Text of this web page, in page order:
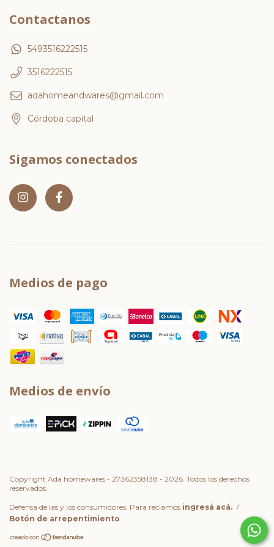
Contactanos
5493516222515
3516222515
adahomeandwares@gmail.com
Córdoba capital
Sigamos conectados
Medios de pago
Medios de envío
Copyright Ada homewares - 27362358138 - 2026. Todos los derechos
reservados.
Defensa de las y los consumidores. Para reclamos ingresá acá. /
Botón de arrepentimiento